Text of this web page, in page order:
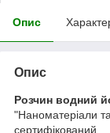
Опис
Опис
Розчин водний
"Наноматеріали
сертифікований